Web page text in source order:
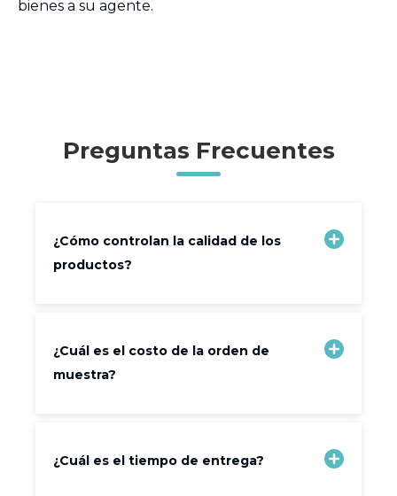
bienes a su agente.
Preguntas Frecuentes
¿Cómo controlan la calidad de los
productos?
¿Cuál es el costo de la orden de
muestra?
¿Cuál es el tiempo de entrega?